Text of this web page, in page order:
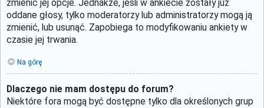
zmienić jej opcje. Jednakże, jeśli w ankiecie zostały już
oddane głosy, tylko moderatorzy lub administratorzy mogą ją
zmienić, lub usunąć. Zapobiega to modyfikowaniu ankiety w
czasie jej trwania.
Na górę
Dlaczego nie mam dostępu do forum?
Niektóre fora mogą być dostępne tylko dla określonych grup